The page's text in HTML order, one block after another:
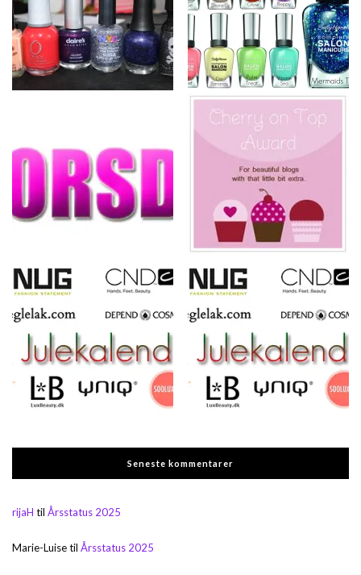
Seneste kommentarer
rijaH til Årsstatus 2025
Marie-Luisetil Årsstatus 2025